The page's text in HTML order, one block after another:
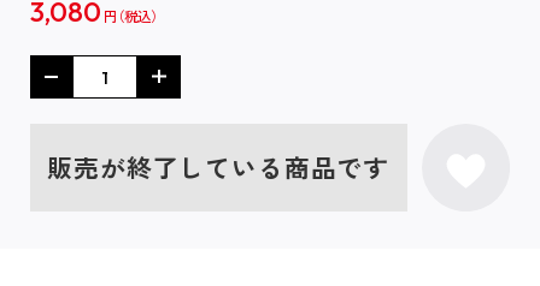
3,080 円
販売が終了している商品です